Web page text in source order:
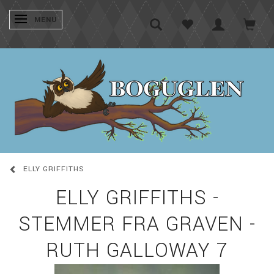
SKIFTE NAVIGATION
MENU
ELLY GRIFFITHS
ELLY GRIFFITHS -
STEMMER FRA GRAVEN -
RUTH GALLOWAY 7